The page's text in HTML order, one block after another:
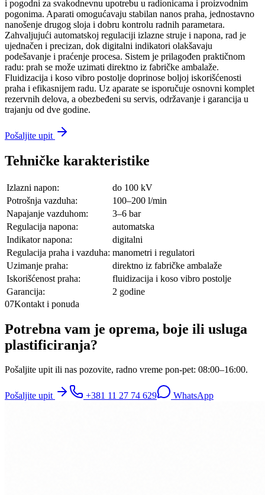
i pogodni za svakodnevnu upotrebu u radionicama i proizvodnim
pogonima. Aparati omogućavaju stabilan nanos praha, jednostavno
nanošenje drugog sloja i dobru kontrolu radnih parametara.
Zahvaljujući automatskoj regulaciji izlazne struje i napona, rad je
ujednačen i precizan, dok digitalni indikatori olakšavaju
podešavanje i praćenje procesa. Sistem je prilagođen praktičnom
radu: prah se može uzimati direktno iz fabričke ambalaže.
Fluidizacija i koso vibro postolje doprinose boljoj iskorišćenosti
praha i efikasnijem radu. Uz aparate se isporučuje osnovni komplet
rezervnih delova, a obezbeđeni su servis, održavanje i garancija u
trajanju od dve godine.
Pošaljite upit
Tehničke karakteristike
Izlazni napon:
do 100 kV
Potrošnja vazduha:
100–200 l/min
Napajanje vazduhom:
3–6 bar
Regulacija napona:
automatska
Indikator napona:
digitalni
Regulacija praha i vazduha: manometri i regulatori
Uzimanje praha:
direktno iz fabričke ambalaže
Iskorišćenost praha:
fluidizacija i koso vibro postolje
Garancija:
2 godine
07Kontakt i ponuda
Potrebna vam je oprema, boje ili usluga
plastificiranja?
Pošaljite upit ili nas pozovite, radno vreme pon-pet: 08:00–16:00.
Pošaljite upit +381 11 27 74 629 WhatsApp